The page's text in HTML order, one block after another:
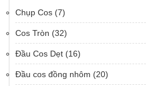
Chụp Cos (7)
Cos Tròn (32)
Đầu Cos Dẹt (16)
Đầu cos đồng nhôm (20)